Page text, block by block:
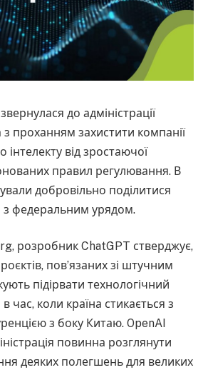
до адміністрації
проханням захистити компанії
інтелекту від зростаючої
правил регулювання. В
добровільно поділитися
федеральним урядом.
розробник ChatGPT стверджує,
пов’язаних зі штучним
підірвати технологічний
час, коли країна стикається з
з боку Китаю. OpenAI
повинна розглянути
деяких полегшень для великих